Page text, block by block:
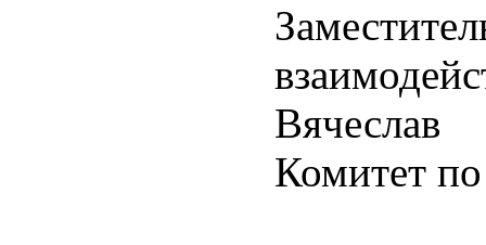
Вячеслав
Комитет по